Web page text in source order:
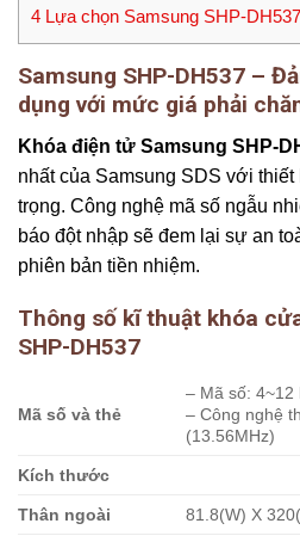
4 Lựa chọn Samsung SHP-
Samsung SHP-DH537 –
dụng với mức giá phải
Khóa điện tử Samsung SHP-
nhất của Samsung SDS với thiết
trọng. Công nghệ mã số ngẫu
báo đột nhập sẽ đem lại sự an
phiên bản tiền nhiệm.
Thông số kĩ thuật khóa
SHP-DH537
Mã số và thẻ
– Mã số:
– Công nghệ
(13.56MHz)
Kích thước
Thân ngoài 81.8(W) X